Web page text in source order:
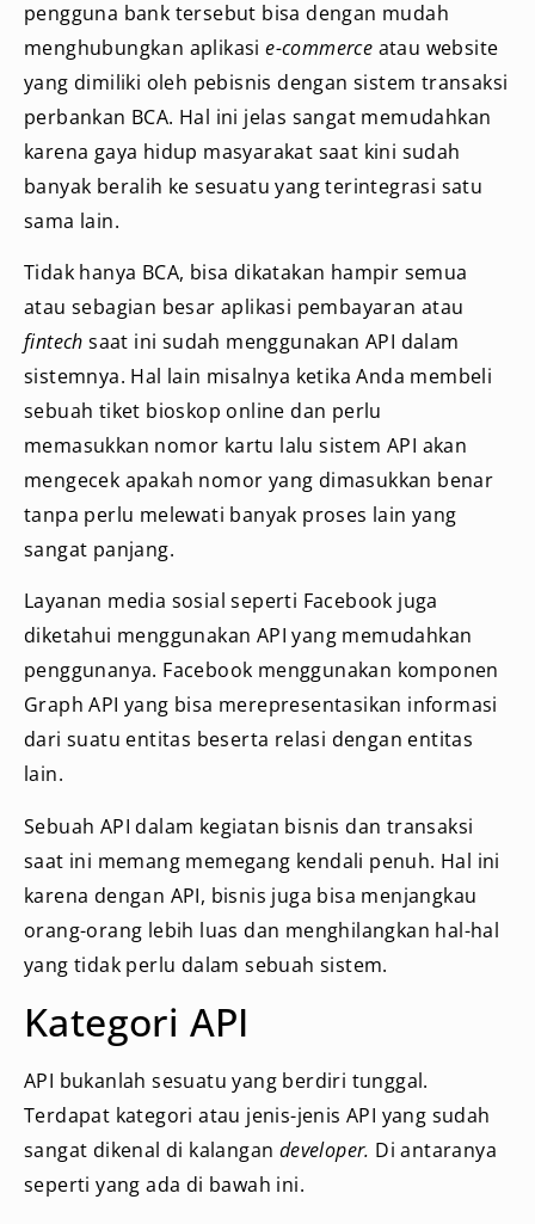
pengguna bank tersebut bisa dengan mudah
menghubungkan aplikasie-commerce atau website
yang dimiliki oleh pebisnis dengan sistem transaksi
perbankan BCA. Hal ini jelas sangat memudahkan
karena gaya hidup masyarakat saat kini sudah
banyak beralih ke sesuatu yang terintegrasi satu
sama lain.
Tidak hanya BCA, bisa dikatakan hampir semua
atau sebagian besar aplikasi pembayaran atau
fintechsaat ini sudah menggunakan API dalam
sistemnya. Hal lain misalnya ketika Anda membeli
sebuah tiket bioskop online dan perlu
memasukkan nomor kartu lalu sistem API akan
mengecek apakah nomor yang dimasukkan benar
tanpa perlu melewati banyak proses lain yang
sangat panjang.
Layanan media sosial seperti Facebook juga
diketahui menggunakan API yang memudahkan
penggunanya. Facebook menggunakan komponen
Graph API yang bisa merepresentasikan informasi
dari suatu entitas beserta relasi dengan entitas
lain.
Sebuah API dalam kegiatan bisnis dan transaksi
saat ini memang memegang kendali penuh. Hal ini
karena dengan API, bisnis juga bisa menjangkau
orang-orang lebih luas dan menghilangkan hal-hal
yang tidak perlu dalam sebuah sistem.
Kategori API
API bukanlah sesuatu yang berdiri tunggal.
Terdapat kategori atau jenis-jenis API yang sudah
sangat dikenal di kalangan developer. Di antaranya
seperti yang ada di bawah ini.